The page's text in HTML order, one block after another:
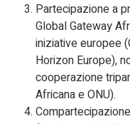
Partecipazione a
Global Gateway
iniziative europee
Horizon Europe),
cooperazione
Africana e ONU).